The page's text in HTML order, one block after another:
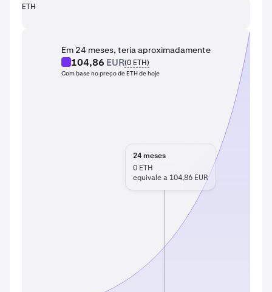
ETH
Em 24 meses, teria aproximadamente
104,86 EUR(0 ETH)
Com base no preço de ETH de hoje
24meses
0 ETH
equivale a 104,86 EUR